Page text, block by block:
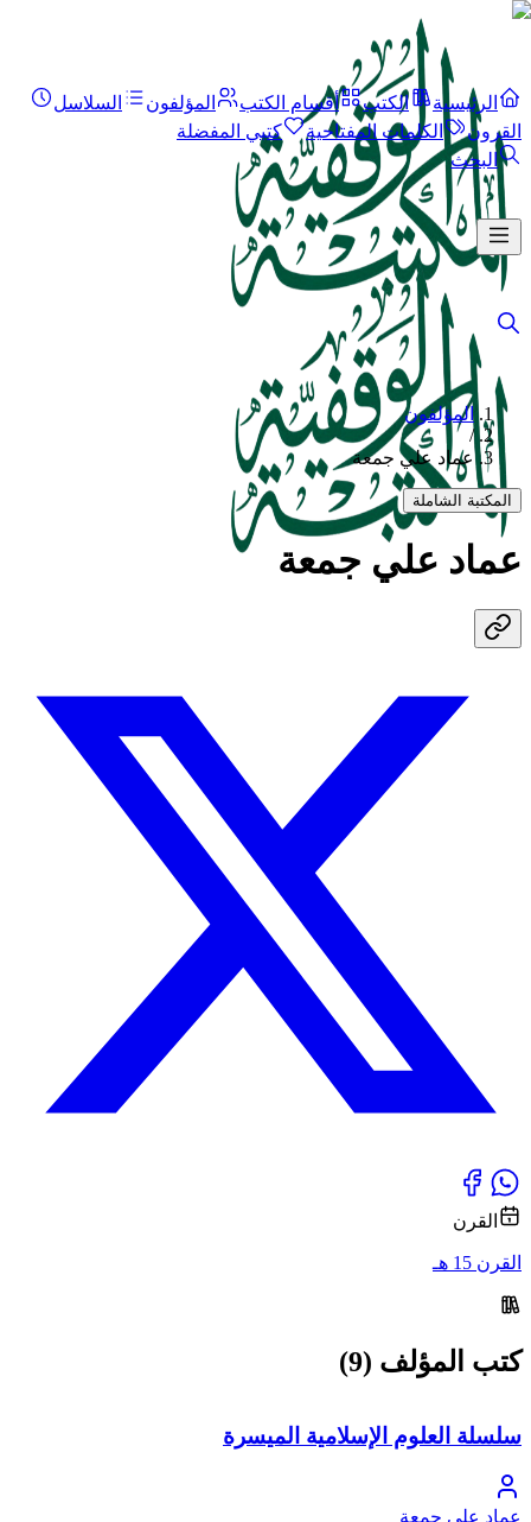
الرئيسية الكتب أقسام الكتب المؤلفون
السلاسل
القرون
الكلمات المفتاحية
كتبي المفضلة
البحث
المؤلفون
/
عماد علي جمعة
المكتبة الشاملة
عماد علي جمعة
القرن
القرن 15 هـ
كتب المؤلف (9)
سلسلة العلوم الإسلامية الميسرة
عماد علي جمعة